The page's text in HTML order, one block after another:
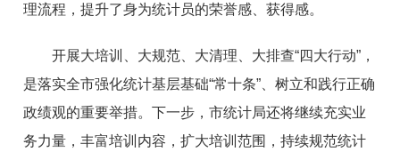
理流程，提升了身为统计员的荣誉感、获得感。
开展大培训、大规范、大清理、大排查“四大行动”，
是落实全市强化统计基层基础“常十条”、树立和践行正确
政绩观的重要举措。下一步，市统计局还将继续充实业
务力量，丰富培训内容，扩大培训范围，持续规范统计